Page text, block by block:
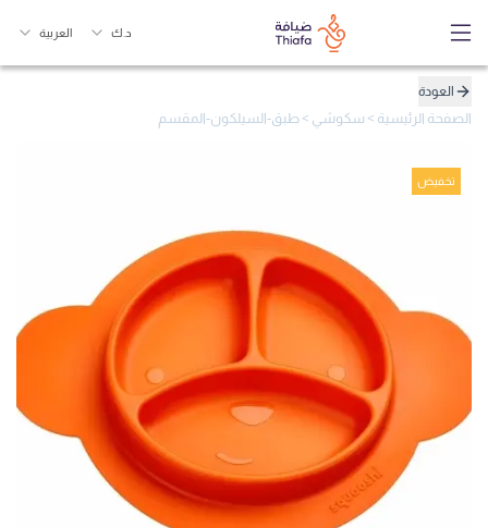
د.ك العربية
العودة
الصفحة الرئيسية > سكوشي > طبق-السيلكون-المقسم
تخفيض